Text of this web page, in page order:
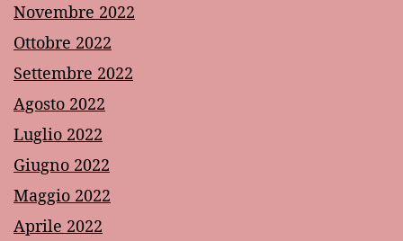
Novembre 2022
Ottobre 2022
Settembre 2022
Agosto 2022
Luglio 2022
Giugno 2022
Maggio 2022
Aprile 2022